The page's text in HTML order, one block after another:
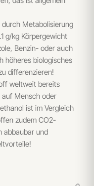
Metabolisierung
g/kg Körpergewicht
Benzin- oder auch
höheres biologisches
differenzieren!
weltweit bereits
Mensch oder
ist im Vergleich
zudem CO2-
abbaubar und